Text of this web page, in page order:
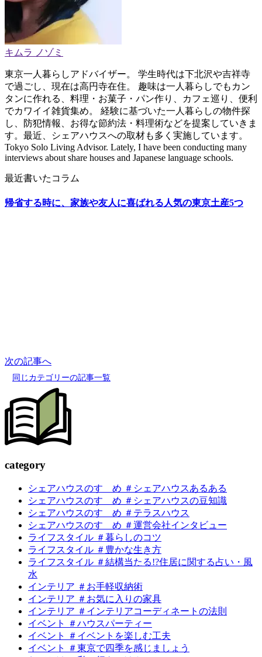
キムラ ノゾミ
東京一人暮らしアドバイザー。 学生時代は下北沢や吉祥寺
で過ごし、現在は高円寺在住。 趣味は一人暮らしでもカン
タンに作れる、料理・お菓子・パン作り、カフェ巡り、便利
でカワイイ雑貨集め。 経験に基づいた一人暮らしの物件探
し、防犯情報、お得な節約法・料理術などを提案していきま
す。最近、シェアハウスへの取材も多く実施しています。
Tokyo Solo Living Advisor. Lately, I have been conducting many
interviews about share houses and Japanese language schools.
最近書いたコラム
帰省する時に、家族や友人に喜ばれる人気の東京土産5つ
次の記事へ
同じカテゴリーの記事一覧
category
シェアハウスのすゝめ ＃シェアハウスあるある
シェアハウスのすゝめ ＃シェアハウスの豆知識
シェアハウスのすゝめ ＃テラスハウス
シェアハウスのすゝめ ＃運営会社インタビュー
ライフスタイル ＃暮らしのコツ
ライフスタイル ＃豊かな生き方
ライフスタイル ＃結構当たる!?住居に関する占い・風
水
インテリア ＃お手軽収納術
インテリア ＃お気に入りの家具
インテリア ＃インテリアコーディネートの法則
イベント ＃ハウスパーティー
イベント ＃イベントを楽しむ工夫
イベント ＃東京で四季を感じましょう